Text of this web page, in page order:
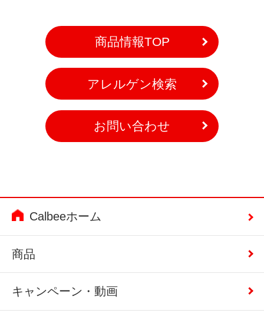
商品情報TOP
アレルゲン検索
お問い合わせ
Calbeeホーム
商品
キャンペーン・動画